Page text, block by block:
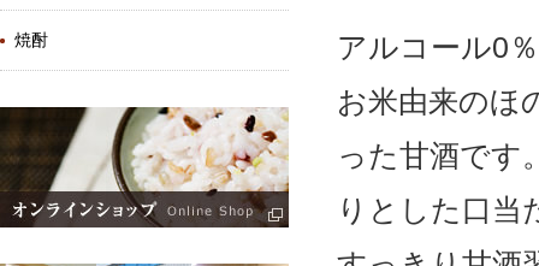
アルコール0
お米由来のほ
った甘酒です
りとした口当
焼酎